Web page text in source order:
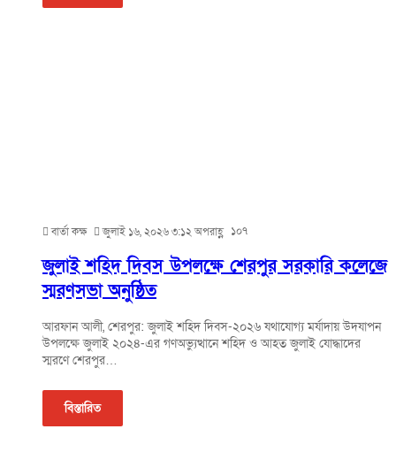
বার্তা কক্ষ জুলাই ১৬, ২০২৬ ৩:১২ অপরাহ্ণ ১০৭
জুলাই শহিদ দিবস উপলক্ষে শেরপুর সরকারি কলেজে
স্মরণসভা অনুষ্ঠিত
আরফান আলী, শেরপুর: জুলাই শহিদ দিবস-২০২৬ যথাযোগ্য মর্যাদায় উদযাপন
উপলক্ষে জুলাই ২০২৪-এর গণঅভ্যুত্থানে শহিদ ও আহত জুলাই যোদ্ধাদের
স্মরণে শেরপুর…
বিস্তারিত